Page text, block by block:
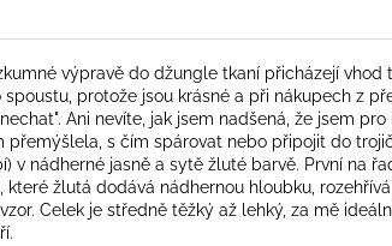
výpravě do džungle tkaní přicházejí
protože jsou krásné a při nákupech z
Ani nevíte, jak jsem nadšená, že jsem
přemýšlela, s čím spárovat nebo připojit do
v nádherné jasně a sytě žluté barvě. První na
které žlutá dodává nádhernou hloubku,
Celek je středně těžký až lehký, za mě